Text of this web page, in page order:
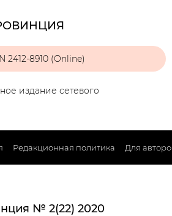
2412-8910 (Online)
издание сетевого
Редакционная политика Для
№ 2(22) 2020